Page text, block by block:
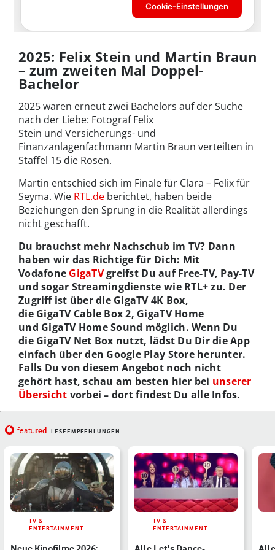
2025: Felix Stein und Martin Braun
– zum zweiten Mal Doppel-
Bachelor
2025 waren erneut zwei Bachelors auf der Suche
nach der Liebe: Fotograf Felix
Stein und Versicherungs- und
Finanzanlagenfachmann Martin Braun verteilten in
Staffel 15 die Rosen.
Martin entschied sich im Finale für Clara – Felix für
Seyma. Wie RTL.de berichtet, haben beide
Beziehungen den Sprung in die Realität allerdings
nicht geschafft.
Du brauchst mehr Nachschub im TV? Dann
haben wir das Richtige für Dich: Mit
Vodafone GigaTVgreifst Du auf Free-TV, Pay-TV
und sogar Streamingdienste wie RTL+ zu. Der
Zugriff ist über die GigaTV 4K Box,
die GigaTV Cable Box 2, GigaTV Home
und GigaTV Home Sound möglich. Wenn Du
die GigaTV Net Box nutzt, lädst Du Dir die App
einfach über den Google Play Store herunter.
Falls Du von diesem Angebot noch nicht
gehört hast, schau am besten hier bei unserer
Übersicht vorbei – dort findest Du alle Infos.
featured LESEEMPFEHLUNGEN
TV &
ENTERTAINMENT
TV &
ENTERTAINMENT